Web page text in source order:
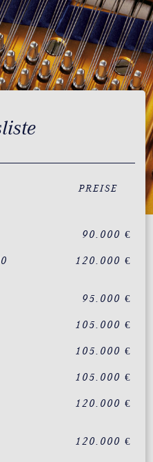
PREISE
90.000 €
120.000 €
95.000 €
105.000 €
105.000 €
105.000 €
120.000 €
120.000 €